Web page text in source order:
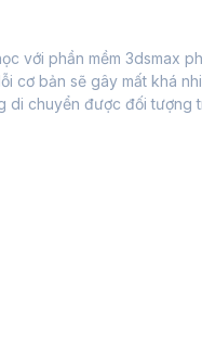
với phần mềm 3dsmax
cơ bản sẽ gây mất khá
di chuyển được đối tượng